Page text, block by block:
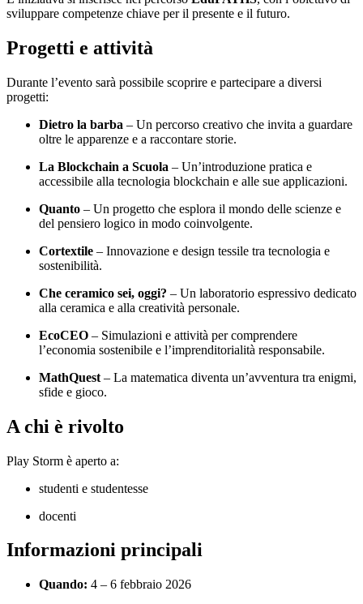
sviluppare competenze chiave per il presente e il futuro.
Progetti e attività
Durante l’evento sarà possibile scoprire e partecipare a diversi
progetti:
Dietro la barba – Un percorso creativo che invita a guardare
oltre le apparenze e a raccontare storie.
La Blockchain a Scuola – Un’introduzione pratica e
accessibile alla tecnologia blockchain e alle sue applicazioni.
Quanto – Un progetto che esplora il mondo delle scienze e
del pensiero logico in modo coinvolgente.
Cortextile – Innovazione e design tessile tra tecnologia e
sostenibilità.
Che ceramico sei, oggi? – Un laboratorio espressivo dedicato
alla ceramica e alla creatività personale.
EcoCEO – Simulazioni e attività per comprendere
l’economia sostenibile e l’imprenditorialità responsabile.
MathQuest – La matematica diventa un’avventura tra enigmi,
sfide e gioco.
A chi è rivolto
Play Storm è aperto a:
studenti e studentesse
docenti
Informazioni principali
Quando: 4 – 6 febbraio 2026